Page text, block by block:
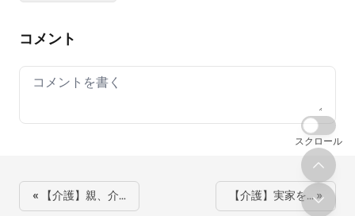
コメント
Your comment
« 【介護】親、介… 【介護】実家を… »
スクロール